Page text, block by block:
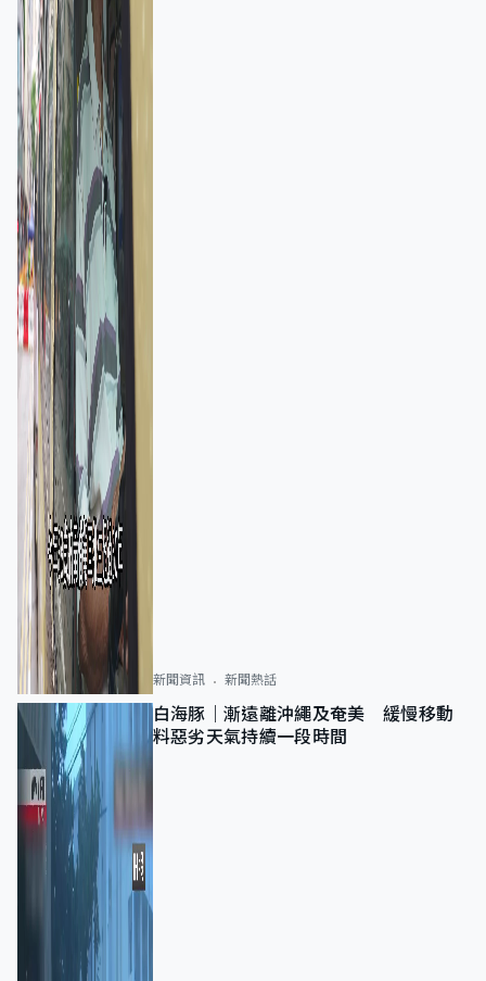
新聞資訊 新聞熱話
白海豚｜漸遠離沖繩及奄美 緩慢移動
料惡劣天氣持續一段時間